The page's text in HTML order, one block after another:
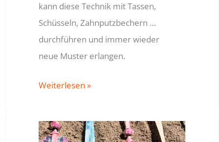
kann diese Technik mit Tassen,
Schüsseln, Zahnputzbechern …
durchführen und immer wieder
neue Muster erlangen.
BECHER
Weiterlesen »